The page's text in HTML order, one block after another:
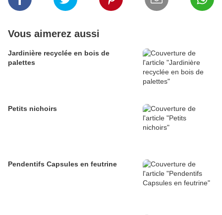
Vous aimerez aussi
Jardinière recyclée en bois de
palettes
Petits nichoirs
Pendentifs Capsules en feutrine